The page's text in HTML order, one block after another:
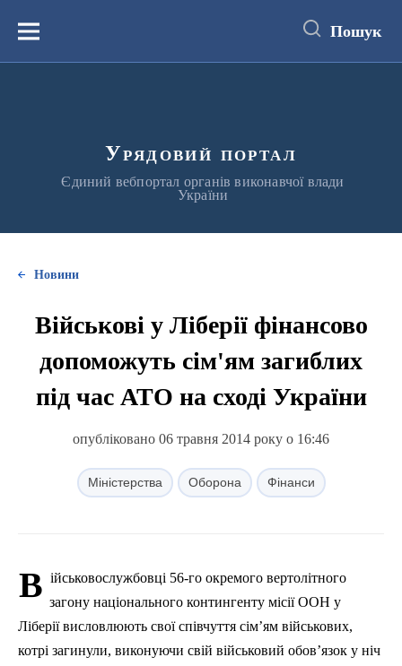
вмістуМеню Пошук
Урядовий портал
Єдиний вебпортал органів виконавчої влади
України
Новини
Військові у Ліберії фінансово
допоможуть сім'ям загиблих
під час АТО на сході України
опубліковано 06 травня 2014 року о 16:46
Міністерства Оборона Фінанси
В ійськовослужбовці 56-го окремого вертолітного
загону національного контингенту місіїООН у
Ліберії висловлюють свої співчуття сім’ям військових,
котрі загинули, виконуючи свій військовий обов’язок у ніч